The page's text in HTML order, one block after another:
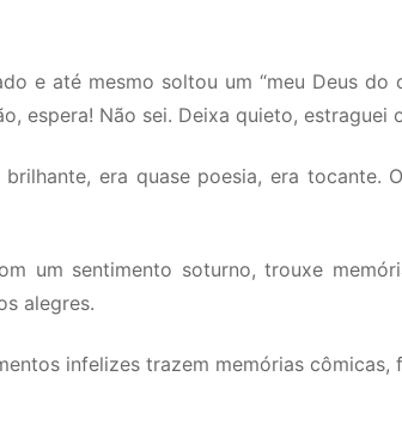
e até mesmo soltou um “meu Deus
espera! Não sei. Deixa quieto, estraguei
era quase poesia, era tocante.
um sentimento soturno, trouxe
alegres.
infelizes trazem memórias